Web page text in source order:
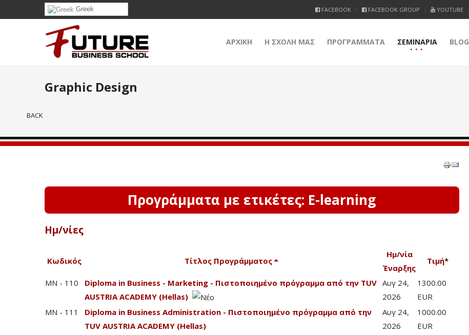
Greek FACEBOOK FACEBOOK GROUP YOUTUBE
ΑΡΧΙΚΗ Η ΣΧΟΛΗ ΜΑΣ ΠΡΟΓΡΑΜΜΑΤΑ ΣΕΜΙΝΑΡΙΑ BLOG
Graphic Design
BACK
Προγράμματα με ετικέτες: E-learning
Ημ/νίες
Κωδικός Τίτλος Προγράμματος
Ημ/νία
Έναρξης
Τιμή*
MN - 110
Diploma in Business - Marketing - Πιστοποιημένο πρόγραμμα από την TUV
AUSTRIA ACADEMY (Hellas)
Αυγ 24,
2026
1300.00
EUR
MN - 111
Diploma in Business Administration - Πιστοποιημένο πρόγραμμα από την
TUV AUSTRIA ACADEMY (Hellas)
Αυγ 24,
2026
1000.00
EUR